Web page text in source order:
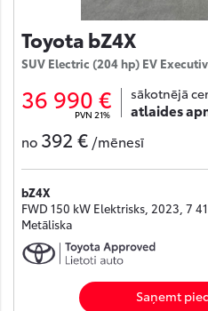
Toyota bZ4X
SUV Electric (204 hp) EV
36 990 €
PVN 21%
sākotnējā
atlaides
no 392 € /mēnesī
bZ4X
FWD 150 kW Elektrisks, 2023, 7
Metāliska
Saņemt